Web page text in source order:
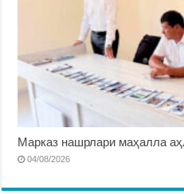
Марказ нашрлари маҳалла
04/08/2026